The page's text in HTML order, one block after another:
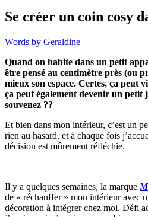
Se créer un coin cosy
Words by Geraldine
Quand on habite dans un petit
être pensé au centimètre près (ou
mieux son espace. Certes, ça peut
ça peut également devenir un petit
souvenez ??
Et bien dans mon intérieur, c’est un
rien au hasard, et à chaque fois
décision est mûrement réfléchie.
Il y a quelques semaines, la marque
de « réchauffer » mon intérieur avec
décoration à intégrer chez moi. Défi